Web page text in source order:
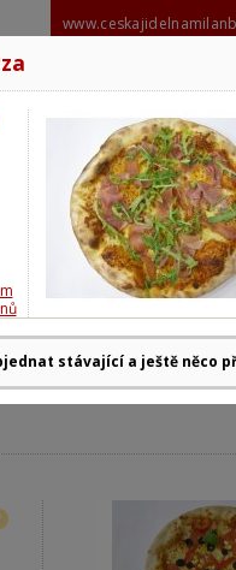
606
OTEVŘENA, rozvoz